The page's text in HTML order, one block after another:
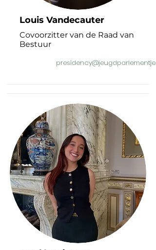
Louis Vandecauter
Covoorzitter van de Raad van
Bestuur